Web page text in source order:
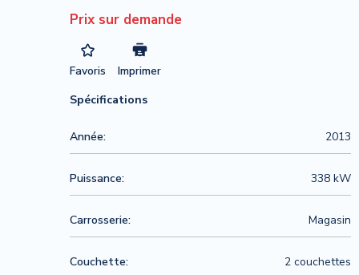
Prix sur demande
Favoris Imprimer
Spécifications
Année: 2013
Puissance: 338 kW
Carrosserie: Magasin
Couchette: 2 couchettes